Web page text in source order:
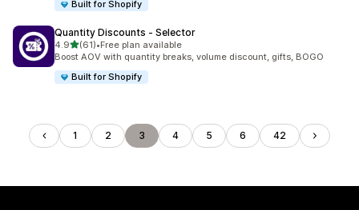
Built for Shopify
Quantity Discounts ‑ Selector
4.95つ星中
(61)
合計レビュー数：61件
•Free plan available
Boost AOV with quantity breaks, volume discount, gifts, BOGO
Built for Shopify
1 2 3 4 5 6 42